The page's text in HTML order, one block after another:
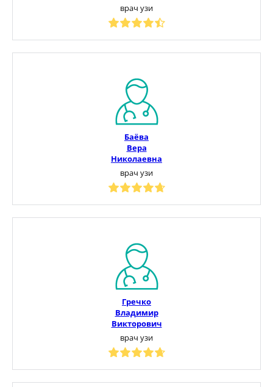
врач узи
Баёва
Вера
Николаевна
врач узи
Гречко
Владимир
Викторович
врач узи